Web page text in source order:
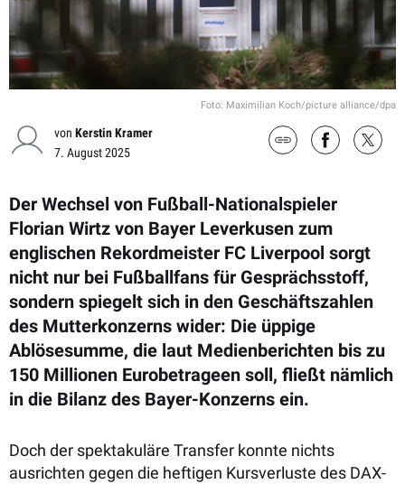
Foto: Maximilian Koch/picture alliance/dpa
von Kerstin Kramer
7. August 2025
Der Wechsel von Fußball-Nationalspieler
Florian Wirtz von Bayer Leverkusen zum
englischen Rekordmeister FC Liverpool sorgt
nicht nur bei Fußballfans für Gesprächsstoff,
sondern spiegelt sich in den Geschäftszahlen
des Mutterkonzerns wider: Die üppige
Ablösesumme, die laut Medienberichten bis zu
150 Millionen Eurobetrageen soll, fließt nämlich
in die Bilanz des Bayer-Konzerns ein.
Doch der spektakuläre Transfer konnte nichts
ausrichten gegen die heftigen Kursverluste des DAX-